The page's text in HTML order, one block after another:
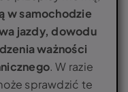
w samochodzie
jazdy, dowodu
ważności
. W razie
sprawdzić te